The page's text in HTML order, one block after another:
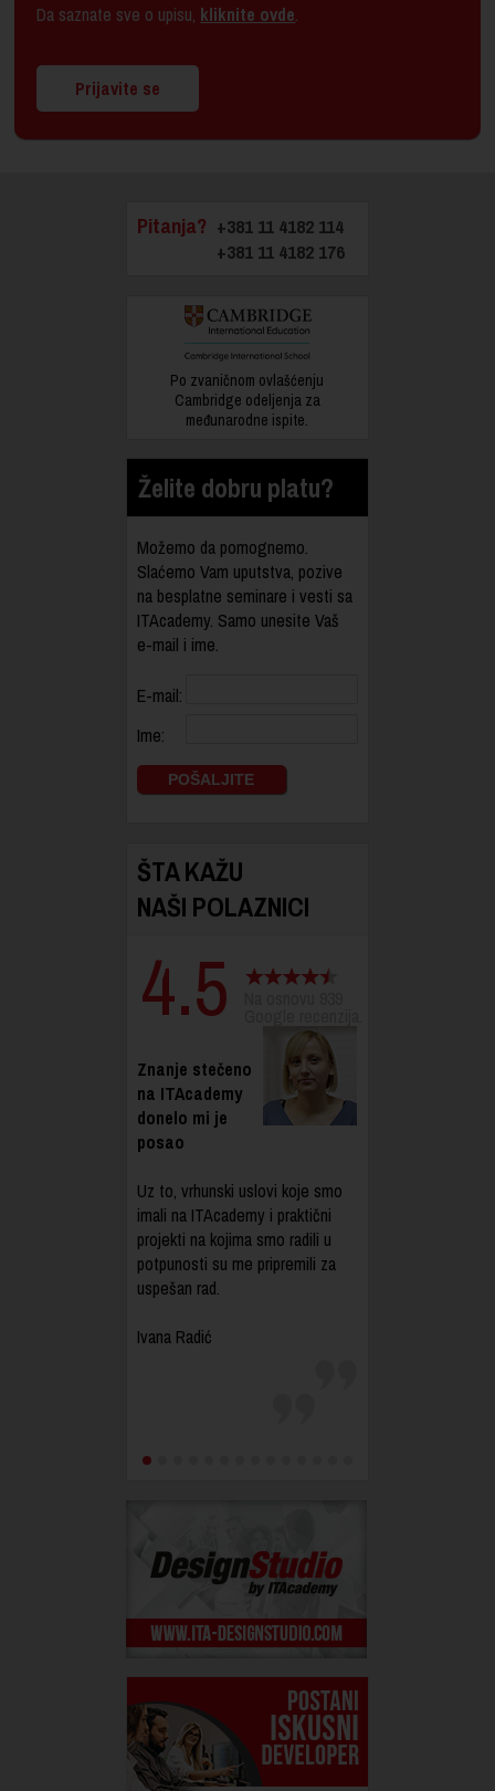
Da saznate sve o upisu, kliknite ovde.
Prijavite se
Pitanja? +381 11 4182 114
+381 11 4182 176
Po zvaničnom ovlašćenju
Cambridge odeljenja za
međunarodne ispite.
Želite dobru platu?
Možemo da pomognemo.
Slaćemo Vam uputstva, pozive
na besplatne seminare i vesti sa
ITAcademy. Samo unesite Vaš
e-mail i ime.
E-mail:
Ime:
ŠTA KAŽU
NAŠI POLAZNICI
4.5
Znanje stečeno
na ITAcademy
donelo mi je
posao
Uz to, vrhunski uslovi koje smo
imali na ITAcademy i praktični
projekti na kojima smo radili u
potpunosti su me pripremili za
uspešan rad.
Ivana Radić